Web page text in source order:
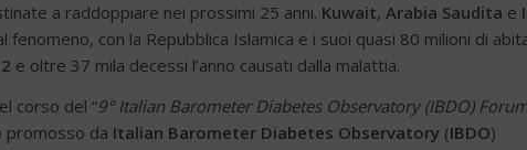
a raddoppiare nei prossimi 25 anni. Kuwait, Arabia Saudita e
con la Repubblica Islamica e i suoi quasi 80 milioni di
e oltre 37 mila decessi l’anno causati dalla malattia.
corso del “9° Italian Barometer Diabetes Observatory (IBDO)
promosso da Italian Barometer Diabetes Observatory (IBDO)